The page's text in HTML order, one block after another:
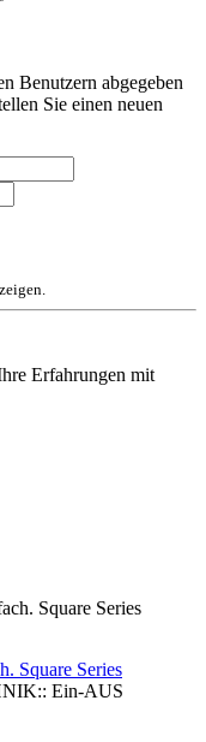
Benutzern abgegeben
Sie einen neuen
Erfahrungen mit
Square Series
Ein-AUS